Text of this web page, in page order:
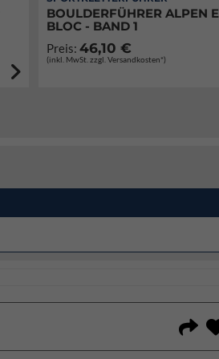
BOULDERFÜHRER ALPEN
BLOC - BAND 1
Preis:46,10 €
(inkl. MwSt. zzgl. Versandkosten*)